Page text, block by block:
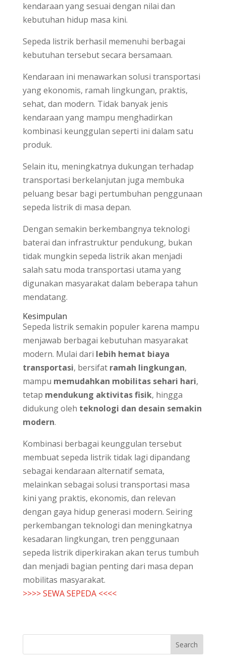
kendaraan yang sesuai dengan nilai dan
kebutuhan hidup masa kini.
Sepeda listrik berhasil memenuhi berbagai
kebutuhan tersebut secara bersamaan.
Kendaraan ini menawarkan solusi transportasi
yang ekonomis, ramah lingkungan, praktis,
sehat, dan modern. Tidak banyak jenis
kendaraan yang mampu menghadirkan
kombinasi keunggulan seperti ini dalam satu
produk.
Selain itu, meningkatnya dukungan terhadap
transportasi berkelanjutan juga membuka
peluang besar bagi pertumbuhan penggunaan
sepeda listrik di masa depan.
Dengan semakin berkembangnya teknologi
baterai dan infrastruktur pendukung, bukan
tidak mungkin sepeda listrik akan menjadi
salah satu moda transportasi utama yang
digunakan masyarakat dalam beberapa tahun
mendatang.
Kesimpulan
Sepeda listrik semakin populer karena mampu
menjawab berbagai kebutuhan masyarakat
modern. Mulai dari lebih hemat biaya
transportasi, bersifat ramah lingkungan,
mampu memudahkan mobilitas sehari hari,
tetap mendukung aktivitas fisik, hingga
didukung oleh teknologi dan desain semakin
modern.
Kombinasi berbagai keunggulan tersebut
membuat sepeda listrik tidak lagi dipandang
sebagai kendaraan alternatif semata,
melainkan sebagai solusi transportasi masa
kini yang praktis, ekonomis, dan relevan
dengan gaya hidup generasi modern. Seiring
perkembangan teknologi dan meningkatnya
kesadaran lingkungan, tren penggunaan
sepeda listrik diperkirakan akan terus tumbuh
dan menjadi bagian penting dari masa depan
mobilitas masyarakat.
>>>> SEWA SEPEDA <<<<